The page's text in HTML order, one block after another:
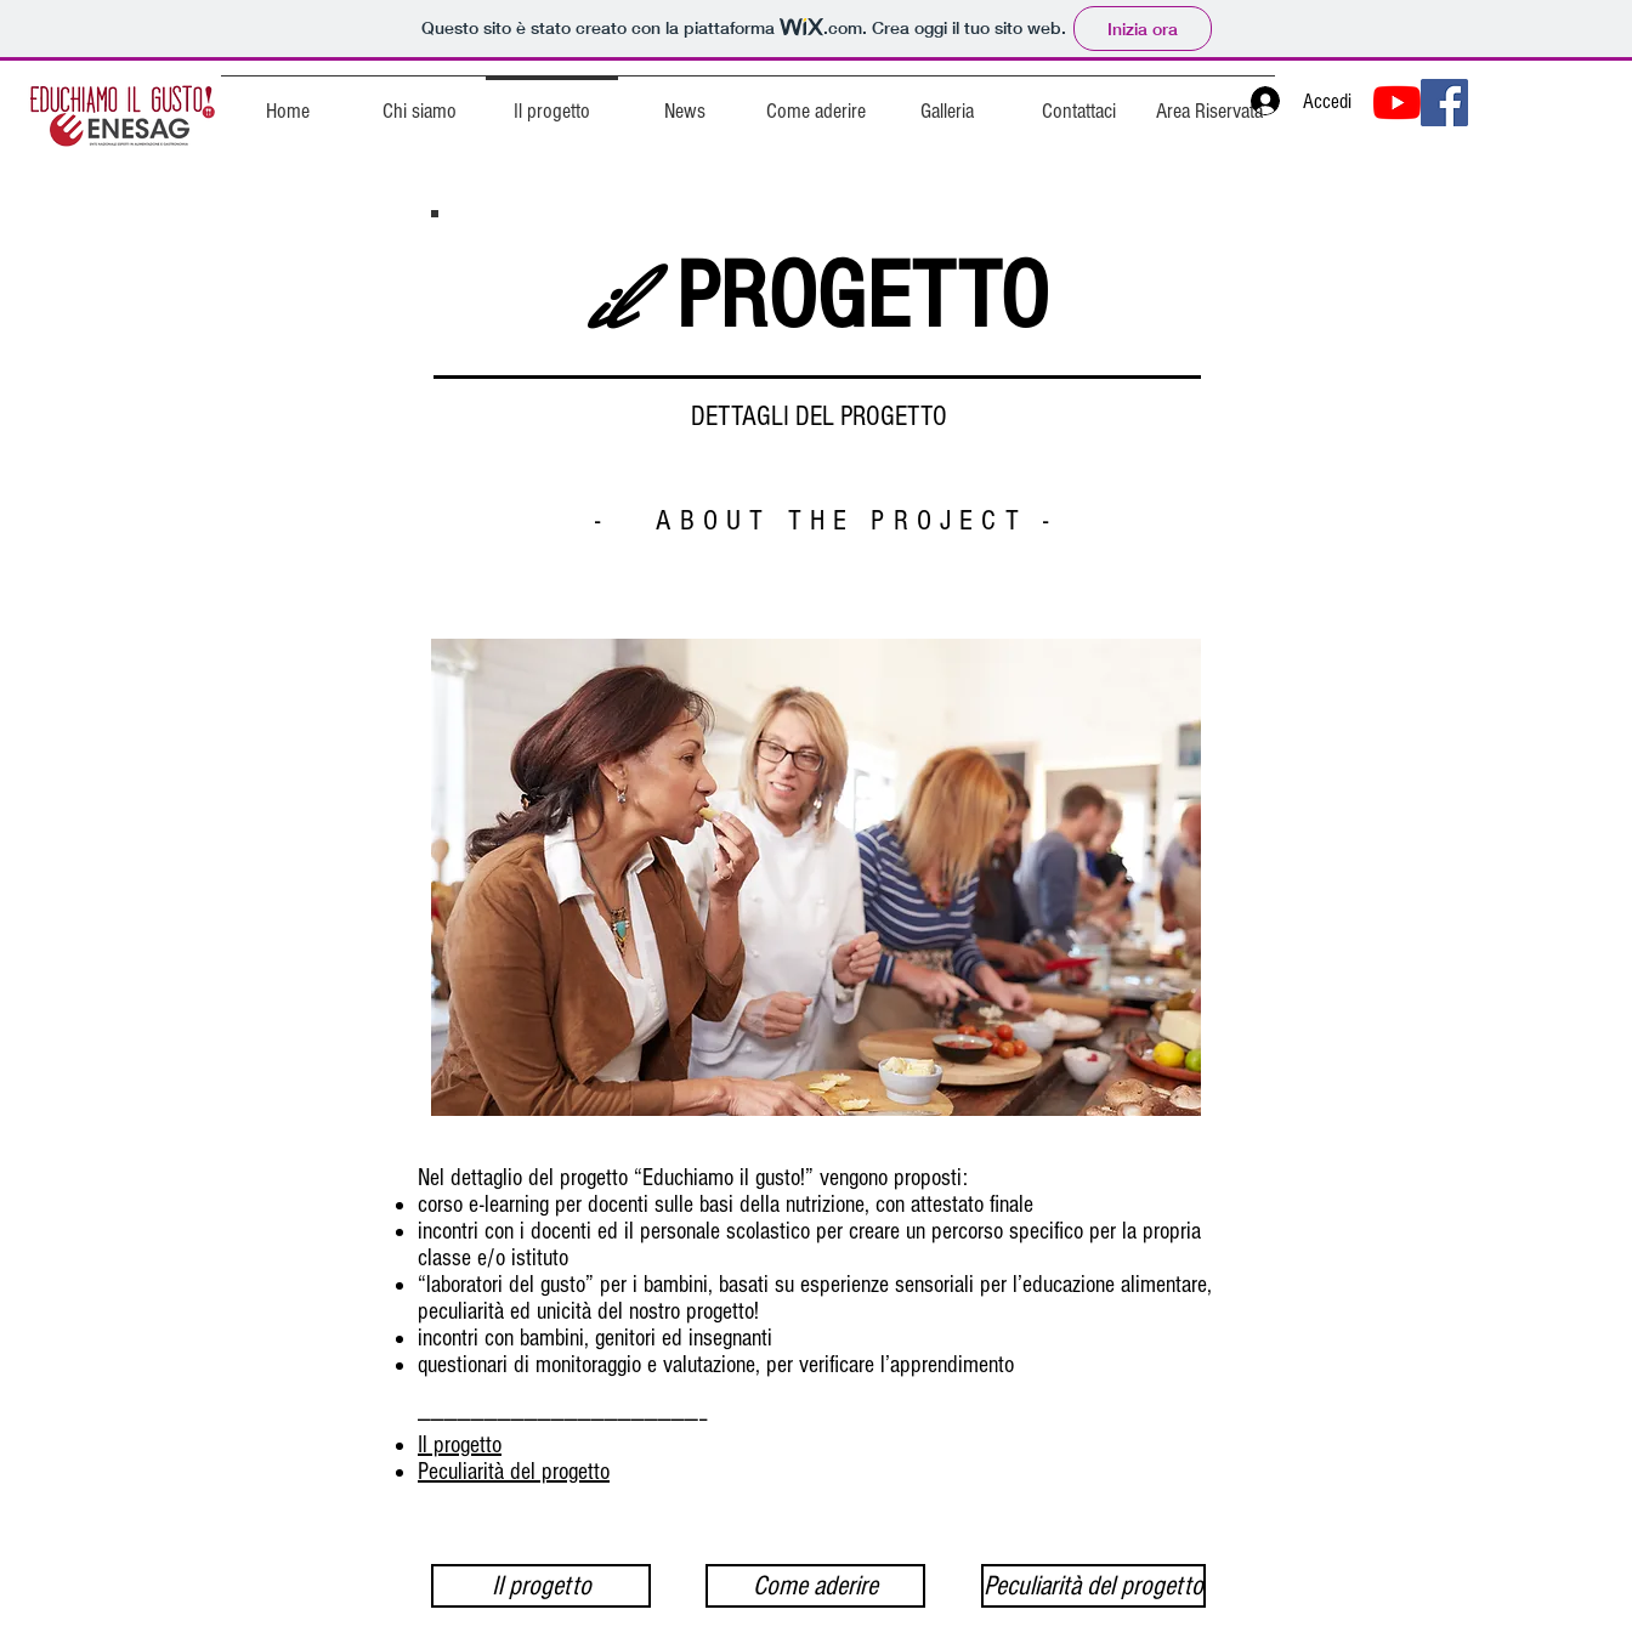
Questo sito è stato creato con la piattaforma .com. Crea oggi il tuo sito web. Inizia ora
Home Chi siamo Il progetto News Come aderire Galleria Contattaci Area Riservata Accedi
ilPROGETTO
DETTAGLI DEL PROGETTO
- ABOUT THE PROJECT -
Nel dettaglio del progetto “Educhiamo il gusto!” vengono proposti:
corso e-learning per docenti sulle basi della nutrizione, con attestato finale
incontri con i docenti ed il personale scolastico per creare un percorso specifico per la propria
classe e/o istituto
“laboratori del gusto” per i bambini, basati su esperienze sensoriali per l’educazione alimentare,
peculiarità ed unicità del nostro progetto!
incontri con bambini, genitori ed insegnanti
questionari di monitoraggio e valutazione, per verificare l’apprendimento
—————————————————————–
Il progetto
Peculiarità del progetto
Il progetto Come aderire Peculiarità del progetto